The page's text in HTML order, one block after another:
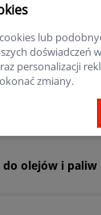
do olejów i paliw
lub
doświadczeń
personalizacji
zmiany.